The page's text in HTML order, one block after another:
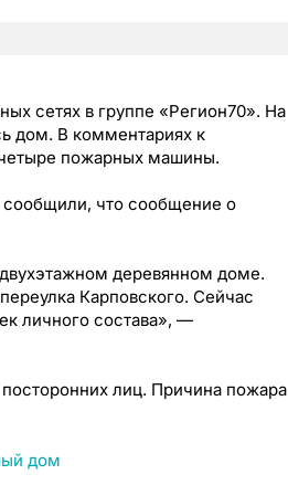
сетях в группе «Регион70». На
дом. В комментариях к
пожарных машины.
что сообщение о
деревянном доме.
Карповского. Сейчас
личного состава», —
лиц. Причина пожара